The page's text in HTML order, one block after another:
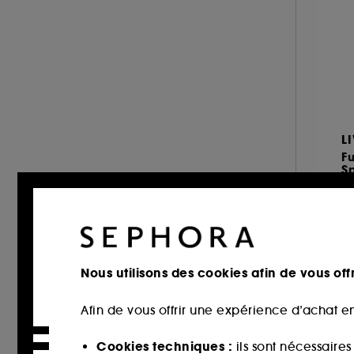
UNBOTTLED (1)
Nous utilisons des cookies afin de vous
Afin de vous offrir une expérience d’achat
Cookies techniques : ils sont